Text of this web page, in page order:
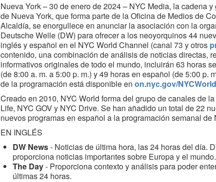
Nueva York – 30 de enero de 2024 – NYC Media, la cadena
de Nueva York, que forma parte de la Oficina de Medios de
Alcaldía, se enorgullece en anunciar la asociación con la
Deutsche Welle (DW) para ofrecer a los neoyorquinos 44
inglés y español en el NYC World Channel (canal 73 y otros
contenido, una combinación de análisis de noticias directas,
informativos originales de todo el mundo, incluirán 63 horas
(de 8:00 a. m. a 5:00 p. m.) y 49 horas en español (de 5:00 p.
de la programación está disponible en on.nyc.gov/
Creado en 2010, NYC World forma del grupo de canales de
Life, NYC GOV y NYC Drive. Se han añadido un total de 22
nuevos programas en español a la programación semanal de
EN INGLÉS
DW News- Noticias de última hora, las 24 horas del día.
proporciona noticias importantes sobre Europa y el mundo.
The Day- Proporciona contexto y análisis para poder
últimas 24 horas.